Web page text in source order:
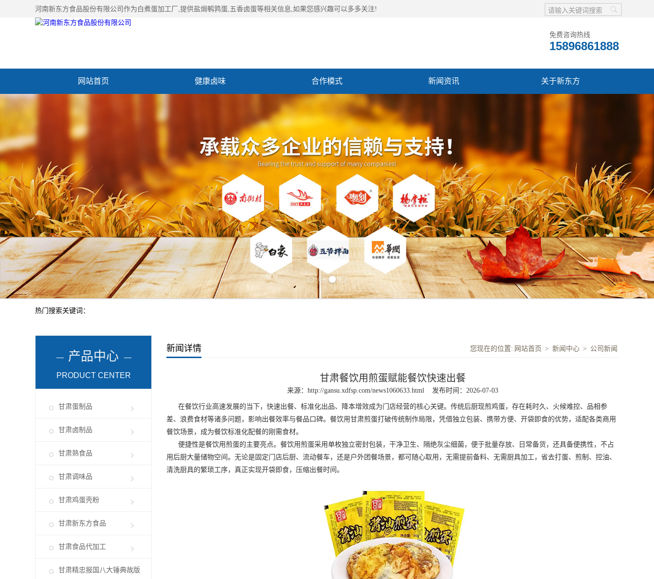
河南新东方食品股份有限公司作为 白煮蛋加工厂 ,提供盐焗鹌鹑蛋,五香卤蛋等相关信息,如果您感兴趣可以多多关注!
免费咨询热线
15896861888
网站首页 健康卤味 合作模式 新闻资讯 关于新东方
热门搜索关键词：
产品中心
PRODUCT CENTER
甘肃蛋制品
甘肃卤制品
甘肃熟食品
甘肃调味品
甘肃鸡蛋壳粉
甘肃新东方食品
甘肃食品代加工
甘肃精忠报国八大锤典故版
新闻详情 您现在的位置: 网站首页 > 新闻中心 > 公司新闻
甘肃餐饮用煎蛋赋能餐饮快速出餐
来源： http://gansu.xdfsp.com/news1060633.html 发布时间：2026-07-03
在餐饮行业高速发展的当下，快速出餐、标准化出品、降本增效成为门店经营的核心关键。传统后厨现煎鸡蛋，存在耗时久、火候难控、品相参
差、浪费食材等诸多问题，影响出餐效率与餐品口碑。餐饮用甘肃煎蛋打破传统制作局限，凭借独立包装、携带方便、开袋即食的优势，适配各类商用
餐饮场景，成为餐饮标准化配餐的刚需食材。
便捷性是餐饮用煎蛋的主要亮点。餐饮用煎蛋采用单枚独立密封包装，干净卫生、隔绝灰尘细菌，便于批量存放、日常备货，还具备便携性，不占
用后厨大量储物空间。无论是固定门店后厨、流动餐车，还是户外团餐场景，都可随心取用，无需提前备料、无需厨具加工，省去打蛋、煎制、控油、
清洗厨具的繁琐工序，真正实现开袋即食，压缩出餐时间。